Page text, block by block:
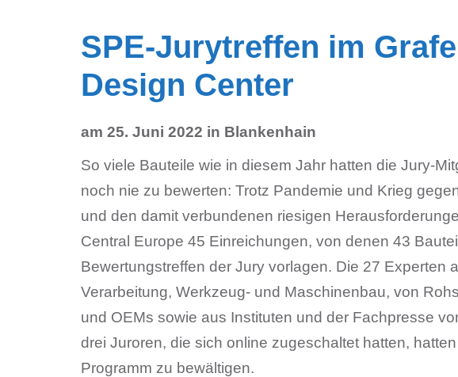
SPE-Jurytreffen im Grafe
Design Center
am 25. Juni 2022 in Blankenhain
So viele Bauteile wie in diesem Jahr hatten die Jury-
noch nie zu bewerten: Trotz Pandemie und Krieg
und den damit verbundenen riesigen
Central Europe 45 Einreichungen, von denen 43
Bewertungstreffen der Jury vorlagen. Die 27 Experten
Verarbeitung, Werkzeug- und Maschinenbau, von
und OEMs sowie aus Instituten und der Fachpresse
drei Juroren, die sich online zugeschaltet hatten,
Programm zu bewältigen.